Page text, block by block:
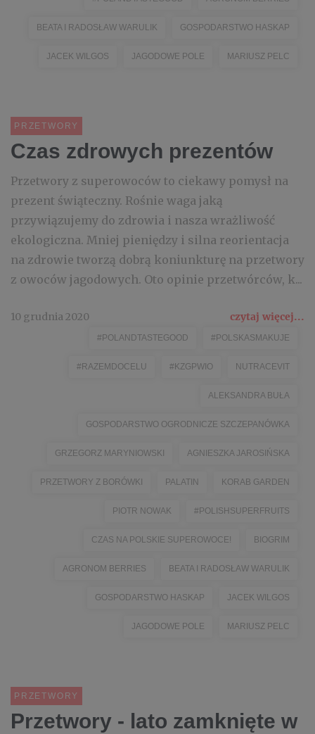
BEATA I RADOSŁAW WARULIK GOSPODARSTWO HASKAP
JACEK WILGOS JAGODOWE POLE MARIUSZ PELC
PRZETWORY
Czas zdrowych prezentów
Przetwory z superowoców to ciekawy pomysł na
prezent świąteczny. Rośnie waga jaką
przywiązujemy do zdrowia i nasza wrażliwość
ekologiczna. Mniej pieniędzy i silna reorientacja
na zdrowie tworzą dobrą koniunkturę na przetwory
z owoców jagodowych. Oto opinie przetwórców, k...
10 grudnia 2020 czytaj więcej...
#POLANDTASTEGOOD #POLSKASMAKUJE
#RAZEMDOCELU #KZGPWIO NUTRACEVIT
ALEKSANDRA BUŁA
GOSPODARSTWO OGRODNICZE SZCZEPANÓWKA
GRZEGORZ MARYNIOWSKI AGNIESZKA JAROSIŃSKA
PRZETWORY Z BORÓWKI PALATIN KORAB GARDEN
PIOTR NOWAK #POLISHSUPERFRUITS
CZAS NA POLSKIE SUPEROWOCE! BIOGRIM
AGRONOM BERRIES BEATA I RADOSŁAW WARULIK
GOSPODARSTWO HASKAP JACEK WILGOS
JAGODOWE POLE MARIUSZ PELC
PRZETWORY
Przetwory - lato zamknięte w